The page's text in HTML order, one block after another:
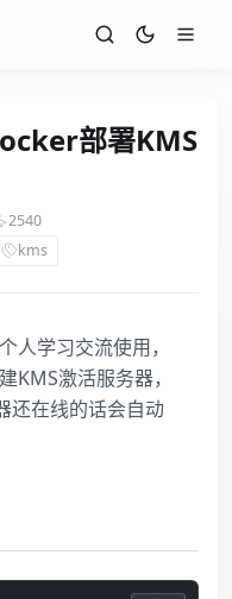
部署KMS
2540
kms
人学习交流使用，
KMS激活服务器，
还在线的话会自动